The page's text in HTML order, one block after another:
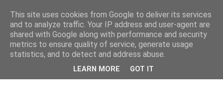
This site uses cookies from Google to deliver its services
and to analyze traffic. Your IP address and user-agent are
shared with Google along with performance and security
metrics to ensure quality of service, generate usage
statistics, and to detect and address abuse.
LEARN MORE GOT IT